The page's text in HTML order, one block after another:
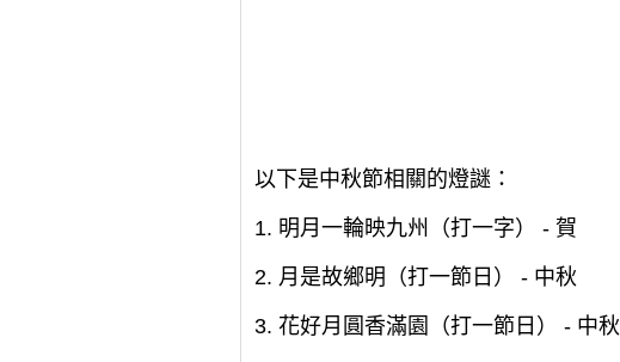
以下是中秋節相關的燈謎：
1. 明月一輪映九州（打一字） - 賀
2. 月是故鄉明（打一節日） - 中秋
3. 花好月圓香滿園（打一節日） - 中秋